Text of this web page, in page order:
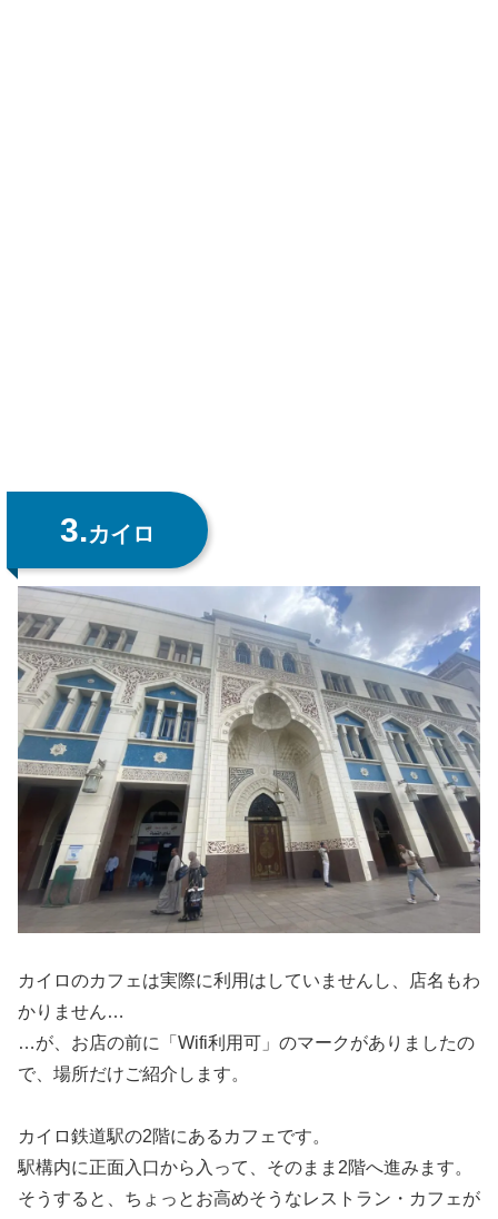
3.カイロ
カイロのカフェは実際に利用はしていませんし、店名もわ
かりません…
…が、お店の前に「Wifi利用可」のマークがありましたの
で、場所だけご紹介します。
カイロ鉄道駅の2階にあるカフェです。
駅構内に正面入口から入って、そのまま2階へ進みます。
そうすると、ちょっとお高めそうなレストラン・カフェが